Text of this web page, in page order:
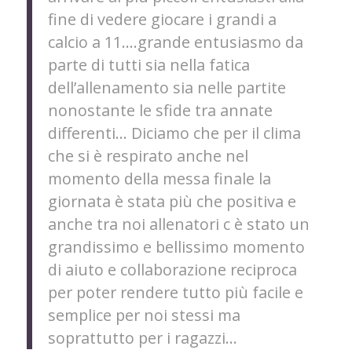
fine di vedere giocare i grandi a
calcio a 11….grande entusiasmo da
parte di tutti sia nella fatica
dell’allenamento sia nelle partite
nonostante le sfide tra annate
differenti… Diciamo che per il clima
che si è respirato anche nel
momento della messa finale la
giornata è stata più che positiva e
anche tra noi allenatori c è stato un
grandissimo e bellissimo momento
di aiuto e collaborazione reciproca
per poter rendere tutto più facile e
semplice per noi stessi ma
soprattutto per i ragazzi…